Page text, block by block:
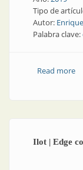
Tipo de
Autor:
Palabra clave:
Read more
Ilot | Edge